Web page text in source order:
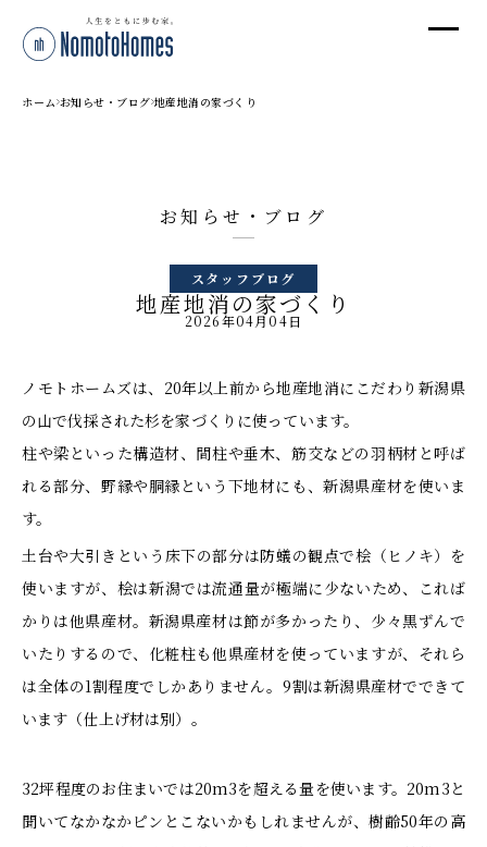
ホーム お知らせ・ブログ 地産地消の家づくり
お知らせ・ブログ
スタッフブログ
地産地消の家づくり
2026年04月04日
ノモトホームズは、20年以上前から地産地消にこだわり新潟県
の山で伐採された杉を家づくりに使っています。
柱や梁といった構造材、間柱や垂木、筋交などの羽柄材と呼ば
れる部分、野縁や胴縁という下地材にも、新潟県産材を使いま
す。
土台や大引きという床下の部分は防蟻の観点で桧（ヒノキ）を
使いますが、桧は新潟では流通量が極端に少ないため、これば
かりは他県産材。新潟県産材は節が多かったり、少々黒ずんで
いたりするので、化粧柱も他県産材を使っていますが、それら
は全体の1割程度でしかありません。9割は新潟県産材でできて
います（仕上げ材は別）。
32坪程度のお住まいでは20m3を超える量を使います。20m3と
聞いてなかなかピンとこないかもしれませんが、樹齢50年の高